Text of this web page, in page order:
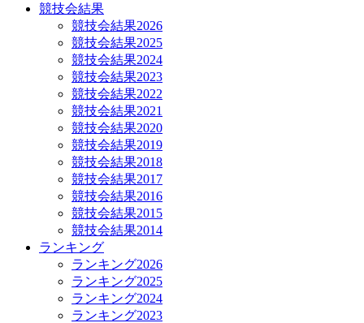
競技会結果
競技会結果2026
競技会結果2025
競技会結果2024
競技会結果2023
競技会結果2022
競技会結果2021
競技会結果2020
競技会結果2019
競技会結果2018
競技会結果2017
競技会結果2016
競技会結果2015
競技会結果2014
ランキング
ランキング2026
ランキング2025
ランキング2024
ランキング2023